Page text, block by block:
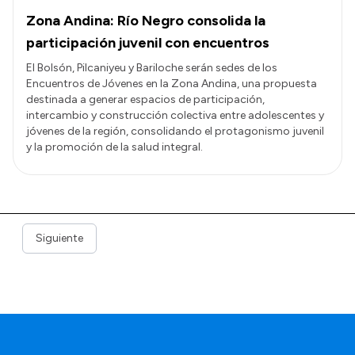
Zona Andina: Río Negro consolida la
participación juvenil con encuentros
El Bolsón, Pilcaniyeu y Bariloche serán sedes de los
Encuentros de Jóvenes en la Zona Andina, una propuesta
destinada a generar espacios de participación,
intercambio y construcción colectiva entre adolescentes y
jóvenes de la región, consolidando el protagonismo juvenil
y la promoción de la salud integral.
Siguiente